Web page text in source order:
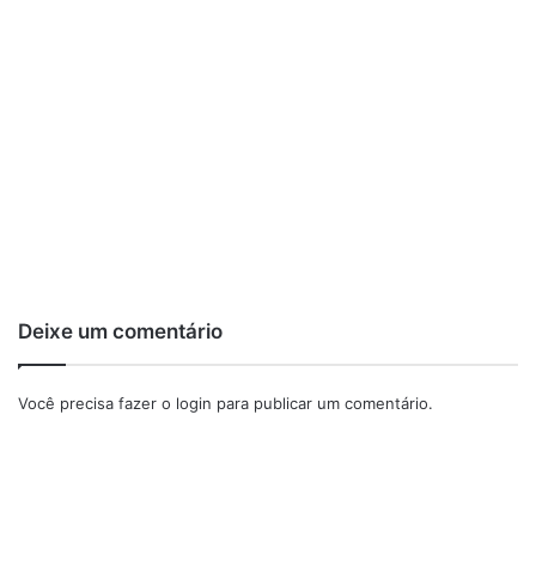
Deixe um comentário
Você precisa fazer o login para publicar um comentário.